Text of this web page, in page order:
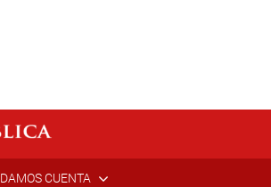
DAMOS CUENTA